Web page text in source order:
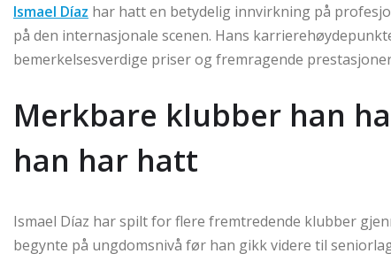
Ismael Díaz har hatt en betydelig innvirkning på
på den internasjonale scenen. Hans
bemerkelsesverdige priser og fremragende
Merkbare klubber han
han har hatt
Ismael Díaz har spilt for flere fremtredende klubber
begynte på ungdomsnivå før han gikk videre til